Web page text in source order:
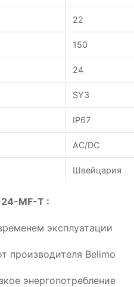
22
150
24
SY3
IP67
AC/DC
Швейцария
MF-T :
эксплуатации
производителя Belimo
энергопотребление